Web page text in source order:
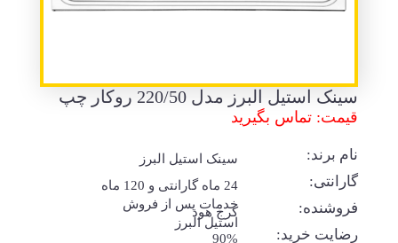
سینک استیل البرز مدل 220/50 روکار چپ
قیمت: تماس بگیرید
نام برند: سینک استیل البرز
گارانتی:
24 ماه گارانتی و 120 ماه
خدمات پس از فروش
استیل البرز
فروشنده: کرج هود
رضایت خرید: 90%